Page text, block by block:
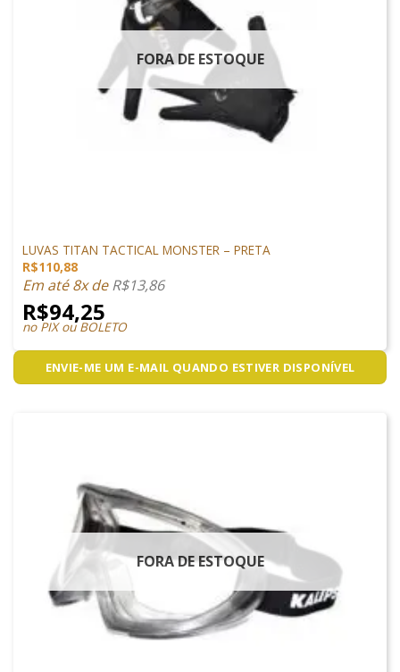
FORA DE ESTOQUE
LUVAS TITAN TACTICAL MONSTER – PRETA
R$110,88
Em até 8x deR$13,86
R$94,25
no PIX ou BOLETO
ENVIE-ME UM E-MAIL QUANDO ESTIVER DISPONÍVEL
FORA DE ESTOQUE